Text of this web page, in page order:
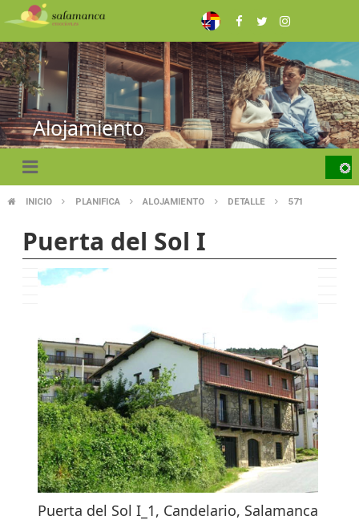
Skip
to
main
content
Alojamiento
INICIO PLANIFICA ALOJAMIENTO DETALLE 571
Puerta del Sol I
Puerta del Sol I_1, Candelario, Salamanca